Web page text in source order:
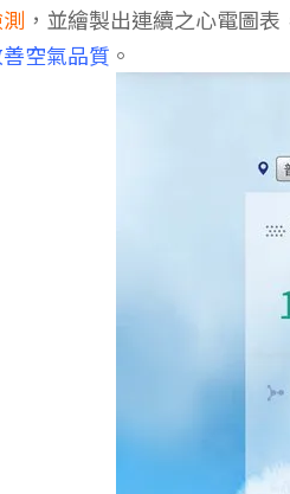
，並繪製出連續之心電圖
空氣品質 。